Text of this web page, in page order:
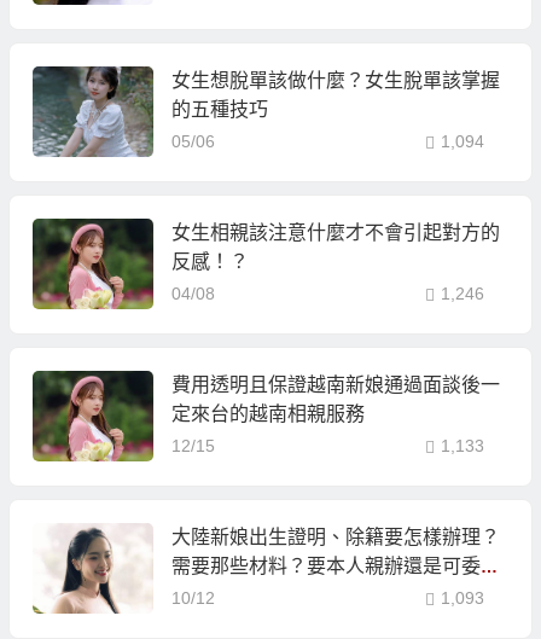
女生想脫單該做什麼？女生脫單該掌握
的五種技巧
05/06 1,094
女生相親該注意什麼才不會引起對方的
反感！？
04/08 1,246
費用透明且保證越南新娘通過面談後一
定來台的越南相親服務
12/15 1,133
大陸新娘出生證明、除籍要怎樣辦理？
需要那些材料？要本人親辦還是可委託
親屬？
10/12 1,093